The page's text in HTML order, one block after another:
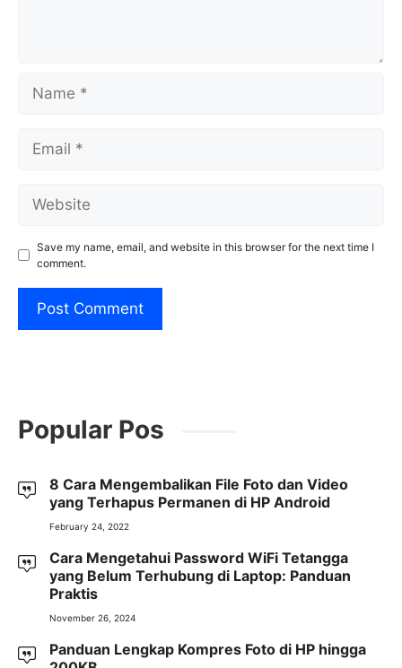
Save my name, email, and website in this browser for the next time I
comment.
Popular Pos
8 Cara Mengembalikan File Foto dan Video
yang Terhapus Permanen di HP Android
February 24, 2022
Cara Mengetahui Password WiFi Tetangga
yang Belum Terhubung di Laptop: Panduan
Praktis
November 26, 2024
Panduan Lengkap Kompres Foto di HP hingga